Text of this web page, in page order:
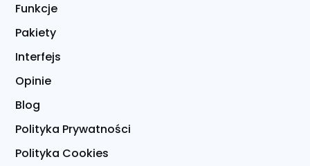
Funkcje
Pakiety
Interfejs
Opinie
Blog
Polityka Prywatności
Polityka Cookies